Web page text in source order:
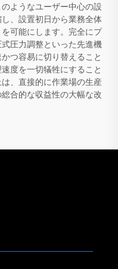
ようなユーザー中心の設
、設置初日から業務全体
可能にします。完全にプ
圧力調整といった先進機
つ容易に切り替えること
度を一切犠牲にすること
、直接的に作業場の生産
合的な収益性の大幅な改